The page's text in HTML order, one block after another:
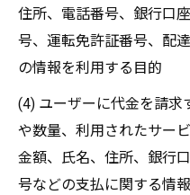
住所、電話番号、銀行口
号、運転免許証番号、配
の情報を利用する目的
(4) ユーザーに代金を請求
や数量、利用されたサー
金額、氏名、住所、銀行
号などの支払に関する情